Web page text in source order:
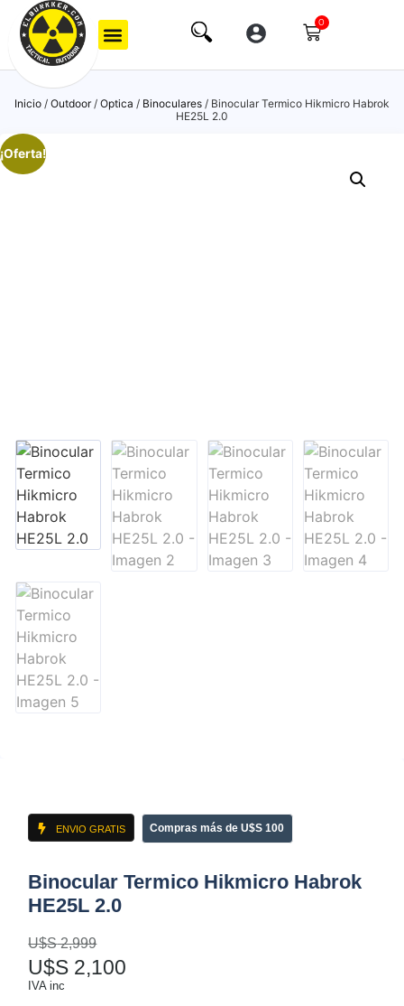
0
Inicio/ Outdoor/ Optica / Binoculares/ Binocular Termico Hikmicro Habrok
HE25L 2.0
¡Oferta!
ENVIO GRATIS Compras más de U$S 100
Binocular Termico Hikmicro Habrok
HE25L 2.0
U$S2,999
U$S 2,100
IVA inc